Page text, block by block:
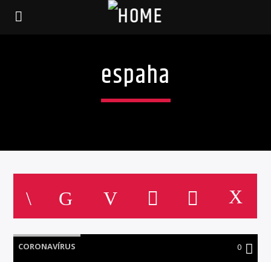
espaha
CORONAVÍRUS 0